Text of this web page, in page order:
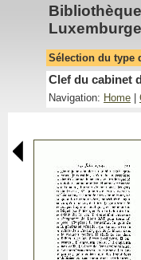
Sélection du type
Clef du cabinet
Navigation: Home